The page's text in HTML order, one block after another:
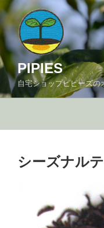
テ
ン
ツ
へ
プ
PIPIES
自宅ショップピピーズの
シーズナル